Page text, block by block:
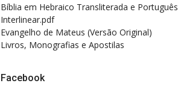
Bíblia em Hebraico Transliterada e Português
Interlinear.pdf
Evangelho de Mateus (Versão Original)
Livros, Monografias e Apostilas
Facebook